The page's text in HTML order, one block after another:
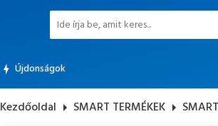
Újdonságok
Kezdőoldal arrow_right SMART TERMÉKEK arrow_right